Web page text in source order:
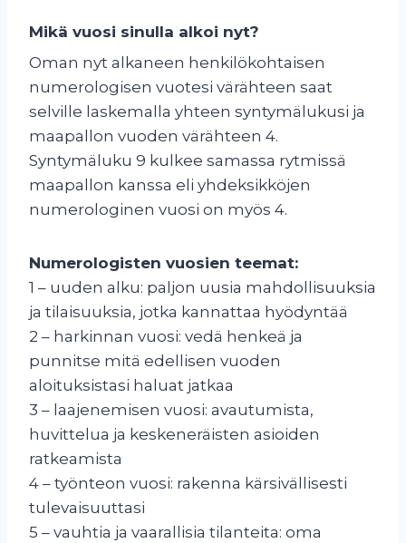
Mikä vuosi sinulla alkoi nyt?
Oman nyt alkaneen henkilökohtaisen
numerologisen vuotesi värähteen saat
selville laskemalla yhteen syntymälukusi ja
maapallon vuoden värähteen 4.
Syntymäluku 9 kulkee samassa rytmissä
maapallon kanssa eli yhdeksikköjen
numerologinen vuosi on myös 4.
Numerologisten vuosien teemat:
1 – uuden alku: paljon uusia mahdollisuuksia
ja tilaisuuksia, jotka kannattaa hyödyntää
2 – harkinnan vuosi: vedä henkeä ja
punnitse mitä edellisen vuoden
aloituksistasi haluat jatkaa
3 – laajenemisen vuosi: avautumista,
huvittelua ja keskeneräisten asioiden
ratkeamista
4 – työnteon vuosi: rakenna kärsivällisesti
tulevaisuuttasi
5 – vauhtia ja vaarallisia tilanteita: oma